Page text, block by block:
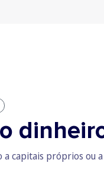
a capitais próprios ou